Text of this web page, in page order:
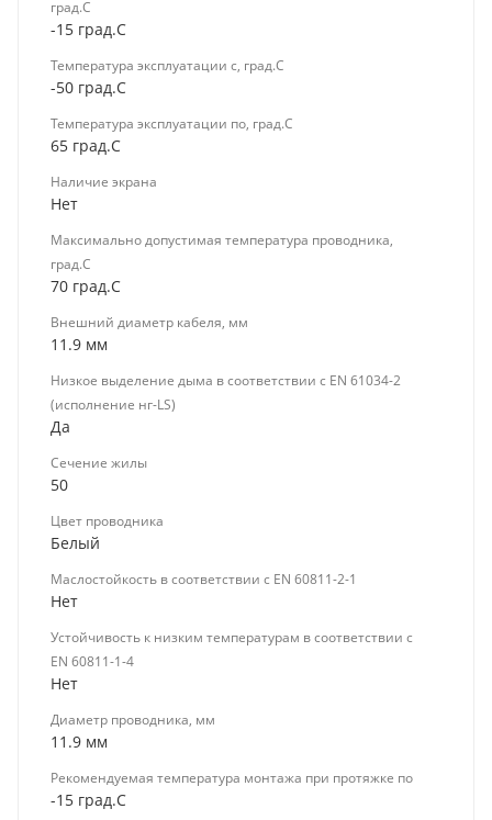
град.C
-15 град.C
Температура эксплуатации с, град.C
-50 град.C
Температура эксплуатации по, град.C
65 град.C
Наличие экрана
Нет
Максимально допустимая температура проводника,
град.C
70 град.C
Внешний диаметр кабеля, мм
11.9 мм
Низкое выделение дыма в соответствии с EN 61034-2
(исполнение нг-LS)
Да
Сечение жилы
50
Цвет проводника
Белый
Маслостойкость в соответствии с EN 60811-2-1
Нет
Устойчивость к низким температурам в соответствии с
EN 60811-1-4
Нет
Диаметр проводника, мм
11.9 мм
Рекомендуемая температура монтажа при протяжке по
-15 град.C